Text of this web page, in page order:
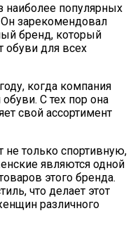
наиболее популярных
зарекомендовал
бренд, который
обуви для всех
когда компания
С тех пор она
свой ассортимент
только спортивную,
являются одной
этого бренда.
что делает этот
различного